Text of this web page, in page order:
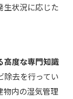
生状況に応じた
高度な専門知識
除去を行ってい
物内の湿気管理